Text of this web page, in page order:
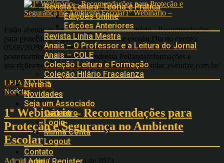
Revista Leitura: Teoria e Prática
Edições Online
Edições Anteriores
Revista Linha Mestra
Anais – O Professor e a Leitura do Jornal
Anais – COLE
Coleção Leitura e Formação
Coleção Hilário Fracalanza
Livraria
Novidades
Seja um Associado
Cadastro
Login
Minha Conta
Logout
Contato
Estão abertas as inscrições para o 1º Webinário - Recomendações
para proteção e segurança no ambiente escolar.Dia do evento:
05/06/2023Hora: 17hOnde: Online - link será enviado
posteriormentePalestrante: Andressa PellandaInformações e
inscrições neste link: https://1webinariorecomendac.eventize.com.br/
LEIA MAIS +
Notícias
1º Webinário – Recomendações para
Proteção e Segurança no Ambiente
Escolar
Admin Admin 12 de maio de 2023